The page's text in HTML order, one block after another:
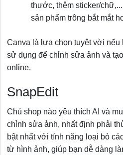
thước, thêm sticker/
sản phẩm trông bắt mắt
Canva là lựa chọn tuyệt vời nếu
sử dụng để chỉnh sửa ảnh và
online.
SnapEdit
Chủ shop nào yêu thích AI và
chỉnh sửa ảnh, nhất định phải
bật nhất với tính năng loại bỏ
từ hình ảnh, giúp bạn dễ dàng